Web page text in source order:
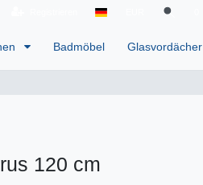
Badmöbel Glasvordächer
120 cm